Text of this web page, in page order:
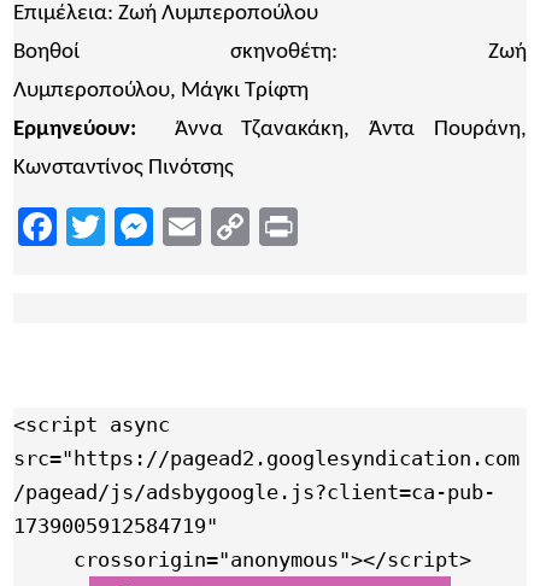
Επιμέλεια: Ζωή Λυμπεροπούλου
Βοηθοί σκηνοθέτη: Ζωή
Λυμπεροπούλου, Μάγκι Τρίφτη
Ερμηνεύουν: Άννα Τζανακάκη, Άντα Πουράνη,
Κωνσταντίνος Πινότσης
Facebook
TwitterMessenger
EmailCopy
<script async
src="https://pagead2.googlesyndication.com
/pagead/js/adsbygoogle.js?client=ca-pub-
1739005912584719"
     crossorigin="anonymous"></script>